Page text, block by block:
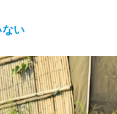
い